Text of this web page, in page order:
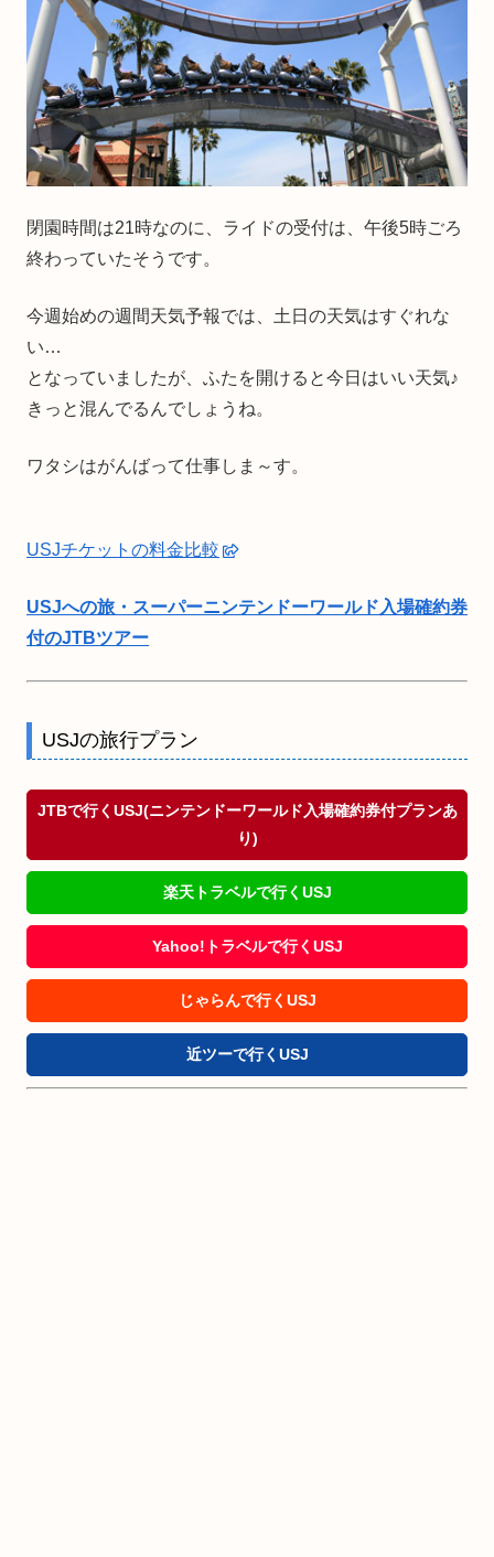
閉園時間は21時なのに、ライドの受付は、午後5時ごろ
終わっていたそうです。
今週始めの週間天気予報では、土日の天気はすぐれな
い…
となっていましたが、ふたを開けると今日はいい天気♪
きっと混んでるんでしょうね。
ワタシはがんばって仕事しま～す。
USJチケットの料金比較
USJへの旅・スーパーニンテンドーワールド入場確約券
付のJTBツアー
USJの旅行プラン
JTBで行くUSJ(ニンテンドーワールド入場確約券付プランあ
り)
楽天トラベルで行くUSJ
Yahoo!トラベルで行くUSJ
じゃらんで行くUSJ
近ツーで行くUSJ